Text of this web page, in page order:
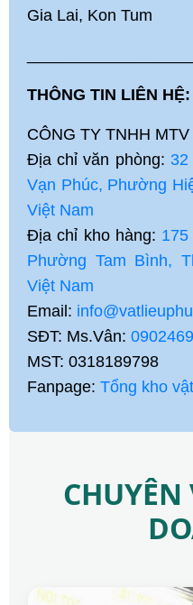
Gia Lai, Kon Tum
THÔNG TIN LIÊN HỆ:
CÔNG TY TNHH
Địa chỉ văn phòng:
Vạn Phúc, Phường
Việt Nam
Địa chỉ kho hàng:
Phường Tam Bình,
Việt Nam
Email:
SĐT: Ms.Vân:
MST: 0318189798
Fanpage: Tổng kho